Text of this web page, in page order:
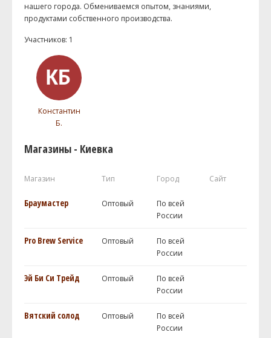
нашего города. Обмениваемся опытом, знаниями,
продуктами собственного производства.
Участников: 1
Константин
Б.
Магазины - Киевка
Магазин Тип Город Сайт
Браумастер Оптовый
По всей
России
Pro Brew Service Оптовый
По всей
России
Эй Би Си Трейд Оптовый
По всей
России
Вятский солод Оптовый
По всей
России